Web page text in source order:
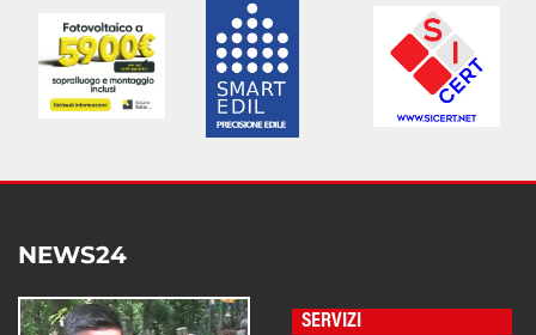
NEWS24
SERVIZI